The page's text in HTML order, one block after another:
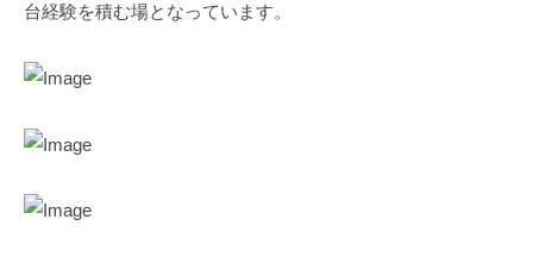
台経験を積む場となっています。